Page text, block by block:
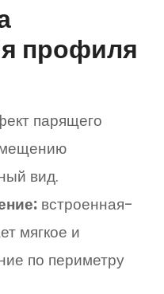
профиля
парящего
вид.
встроенная-
мягкое и
по периметру